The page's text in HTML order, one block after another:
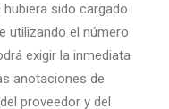
sido cargado
utilizando el número
exigir la inmediata
anotaciones de
proveedor y del